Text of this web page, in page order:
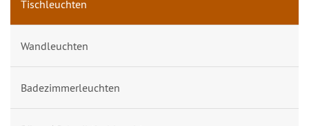
Tischleuchten
Wandleuchten
Badezimmerleuchten